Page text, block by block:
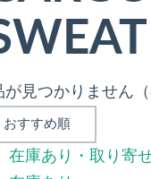
が見つかりません
在庫あり・取り寄